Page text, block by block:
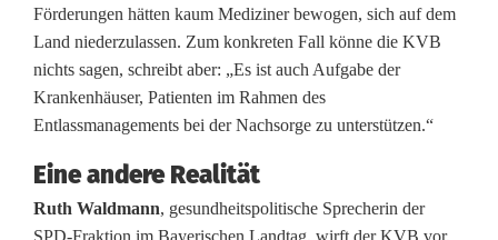
a
u
s
i
Förderungen hätten kaum Mediziner bewogen, sich auf dem
Land niederzulassen. Zum konkreten Fall könne die KVB
nichts sagen, schreibt aber: „Es ist auch Aufgabe der
Krankenhäuser, Patienten im Rahmen des
Entlassmanagements bei der Nachsorge zu unterstützen.“
Eine andere Realität
Ruth Waldmann, gesundheitspolitische Sprecherin der
SPD-Fraktion im Bayerischen Landtag, wirft der KVB vor,